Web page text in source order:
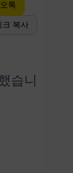
톡
크 복사
습니